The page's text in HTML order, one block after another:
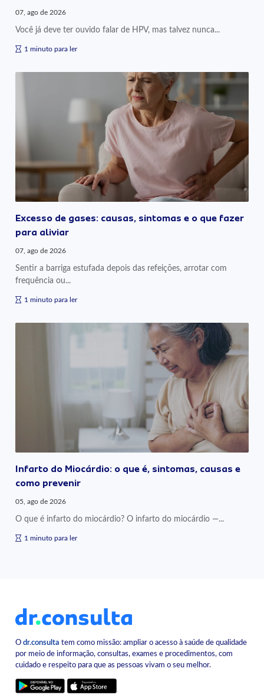
07, ago de 2026
Você já deve ter ouvido falar de HPV, mas talvez nunca...
1 minuto para ler
Excesso de gases: causas, sintomas e o que fazer
para aliviar
07, ago de 2026
Sentir a barriga estufada depois das refeições, arrotar com
frequência ou...
1 minuto para ler
Infarto do Miocárdio: o que é, sintomas, causas e
como prevenir
05, ago de 2026
O que é infarto do miocárdio? O infarto do miocárdio —...
1 minuto para ler
Odr.consulta tem como missão: ampliar o acesso à saúde de qualidade
por meio de informação, consultas, exames e procedimentos, com
cuidado e respeito para que as pessoas vivam o seu melhor.